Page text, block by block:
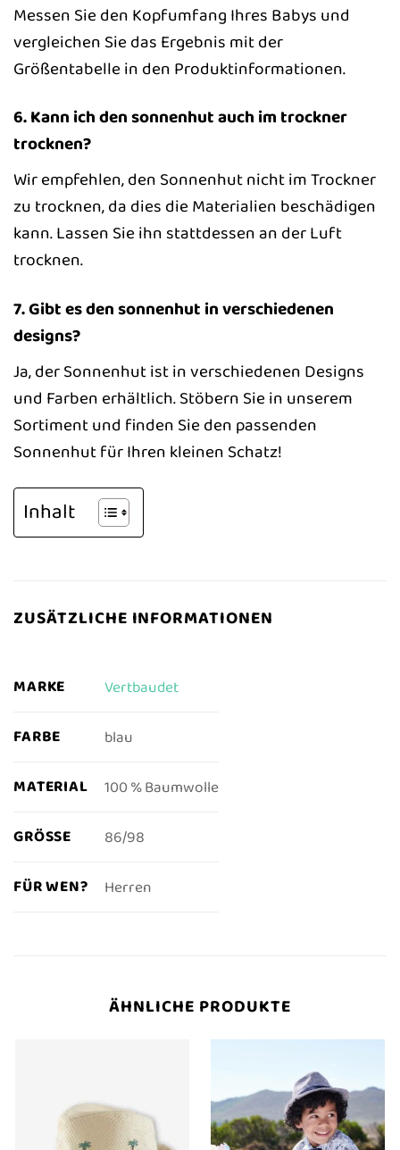
Messen Sie den Kopfumfang Ihres Babys und
vergleichen Sie das Ergebnis mit der
Größentabelle in den Produktinformationen.
6. Kann ich den sonnenhut auch im trockner
trocknen?
Wir empfehlen, den Sonnenhut nicht im Trockner
zu trocknen, da dies die Materialien beschädigen
kann. Lassen Sie ihn stattdessen an der Luft
trocknen.
7. Gibt es den sonnenhut in verschiedenen
designs?
Ja, der Sonnenhut ist in verschiedenen Designs
und Farben erhältlich. Stöbern Sie in unserem
Sortiment und finden Sie den passenden
Sonnenhut für Ihren kleinen Schatz!
Inhalt
ZUSÄTZLICHE INFORMATIONEN
MARKE Vertbaudet
FARBE blau
MATERIAL 100 % Baumwolle
GRÖSSE 86/98
FÜR WEN? Herren
ÄHNLICHE PRODUKTE